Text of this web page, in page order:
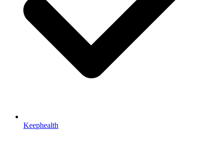
Keephealth